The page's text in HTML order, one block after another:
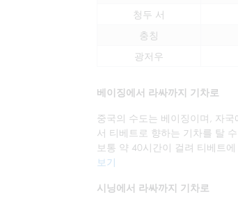
청두 서
충칭
광저우
베이징에서 라싸까지 기차로
중국의 수도는 베이징이며, 자
서 티베트로 향하는 기차를 탈
보통 약 40시간이 걸려 티베트
보기
시닝에서 라싸까지 기차로